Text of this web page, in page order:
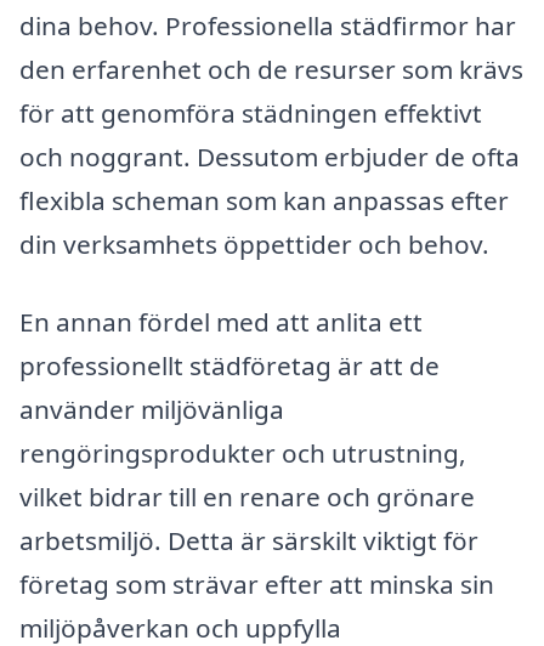
dina behov. Professionella städfirmor har
den erfarenhet och de resurser som krävs
för att genomföra städningen effektivt
och noggrant. Dessutom erbjuder de ofta
flexibla scheman som kan anpassas efter
din verksamhets öppettider och behov.
En annan fördel med att anlita ett
professionellt städföretag är att de
använder miljövänliga
rengöringsprodukter och utrustning,
vilket bidrar till en renare och grönare
arbetsmiljö. Detta är särskilt viktigt för
företag som strävar efter att minska sin
miljöpåverkan och uppfylla